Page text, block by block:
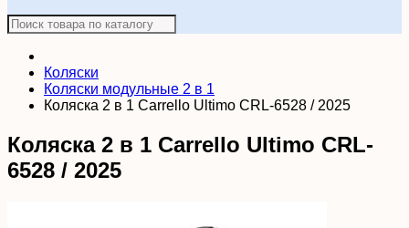
Коляски
Коляски модульные 2 в 1
Коляска 2 в 1 Carrello Ultimo CRL-6528 / 2025
Коляска 2 в 1 Carrello Ultimo CRL-
6528 / 2025